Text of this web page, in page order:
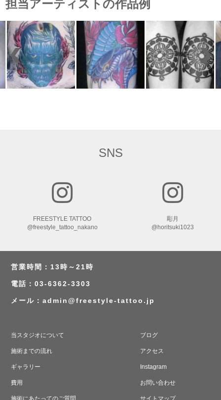
担当アーティストの作品例
SNS
FREESTYLE TATTOO
@freestyle_tattoo_nakano
彫月
@horitsuki1023
営業時間：13時～21時
電話：03-6362-3303
メール：admin@freestyle-tattoo.jp
当スタジオについて ブログ
施術までの流れ アクセス
ギャラリー Instagram
費用 お問い合わせ
施術にあたってのご質問 サイトマップ